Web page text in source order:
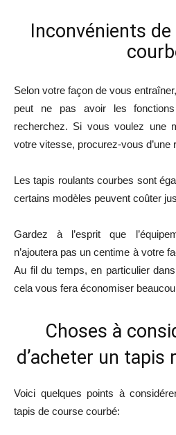
Inconvénients
Selon votre façon de vous
peut ne pas avoir les
recherchez. Si vous voulez une
votre vitesse, procurez-vous d’une
Les tapis roulants courbes sont
certains modèles peuvent coûter
Gardez à l’esprit que
n’ajoutera pas un centime à votre
Au fil du temps, en particulier
cela vous fera économiser
Choses à
d’acheter un tapis
Voici quelques points à
tapis de course courbé: